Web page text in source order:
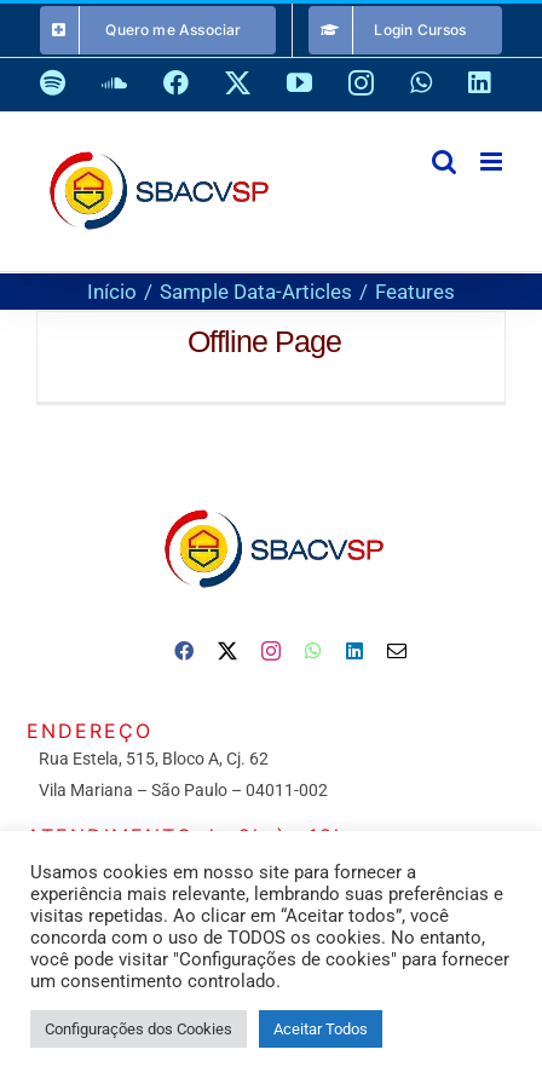
o
conteúdo
Quero me Associar Login Cursos
SpotifySoundCloud
Facebook YouTubeInstagramWhatsApp
Início Sample Data-Articles Features
Offline Page
ENDEREÇO
Rua Estela, 515, Bloco A, Cj. 62
Vila Mariana – São Paulo – 04011-002
ATENDIMENTO de 9h às 18h
CONTATOS
Secretaria: (11) 2391-3413
Usamos cookies em nosso site para fornecer a
experiência mais relevante, lembrando suas preferências e
visitas repetidas. Ao clicar em “Aceitar todos”, você
concorda com o uso de TODOS os cookies. No entanto,
você pode visitar "Configurações de cookies" para fornecer
um consentimento controlado.
Configurações dos Cookies Aceitar Todos